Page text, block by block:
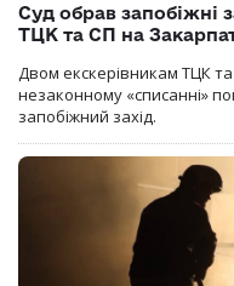
Суд обрав запобіжні
ТЦК та СП на
Двом екскерівникам ТЦК
незаконному «списанні»
запобіжний захід.